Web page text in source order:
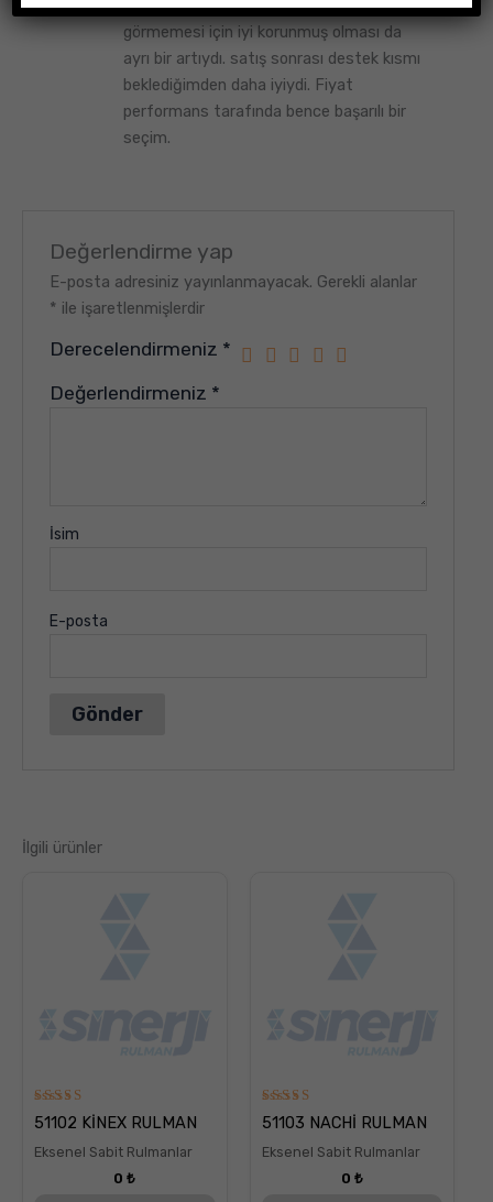
özenli çıktı. taşıma sırasında zarar
görmemesi için iyi korunmuş olması da
ayrı bir artıydı. satış sonrası destek kısmı
beklediğimden daha iyiydi. Fiyat
performans tarafında bence başarılı bir
seçim.
Değerlendirme yap
E-posta adresiniz yayınlanmayacak. Gerekli alanlar
* ile işaretlenmişlerdir
Derecelendirmeniz *
Değerlendirmeniz *
İsim
E-posta
İlgili ürünler
5
üzerinden
oy aldı
51102 KİNEX RULMAN
Eksenel Sabit Rulmanlar
0₺
5
üzerinden
oy aldı
51103 NACHİ RULMAN
Eksenel Sabit Rulmanlar
0 ₺